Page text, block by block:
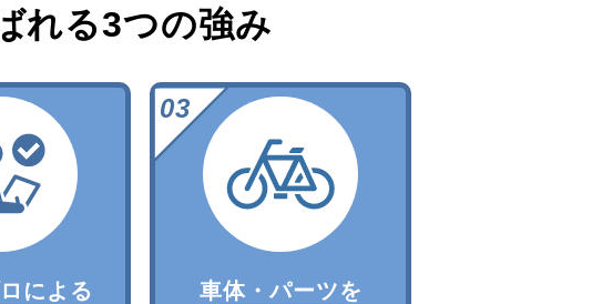
れる3つの強み
による
車体・パーツを